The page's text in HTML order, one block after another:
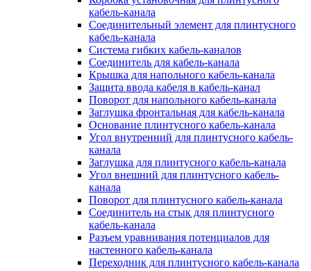
кабель-канала
Соединительный элемент для плинтусного
кабель-канала
Система гибких кабель-каналов
Соединитель для кабель-канала
Крышка для напольного кабель-канала
Защита ввода кабеля в кабель-канал
Поворот для напольного кабель-канала
Заглушка фронтальная для кабель-канала
Основание плинтусного кабель-канала
Угол внутренний для плинтусного кабель-
канала
Заглушка для плинтусного кабель-канала
Угол внешний для плинтусного кабель-
канала
Поворот для плинтусного кабель-канала
Соединитель на стык для плинтусного
кабель-канала
Разъем уравнивания потенциалов для
настенного кабель-канала
Переходник для плинтусного кабель-канала